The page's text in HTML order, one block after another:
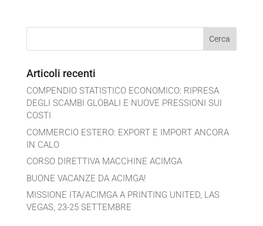
Articoli recenti
COMPENDIO STATISTICO ECONOMICO: RIPRESA
DEGLI SCAMBI GLOBALI E NUOVE PRESSIONI SUI
COSTI
COMMERCIO ESTERO: EXPORT E IMPORT ANCORA
IN CALO
CORSO DIRETTIVA MACCHINE ACIMGA
BUONE VACANZE DA ACIMGA!
MISSIONE ITA/ACIMGA A PRINTING UNITED, LAS
VEGAS, 23-25 SETTEMBRE